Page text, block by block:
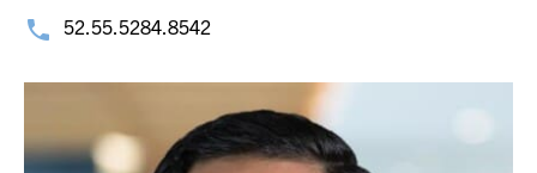
52.55.5284.8542